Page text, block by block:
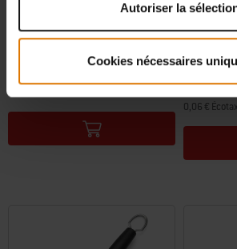
Autoriser la
Cookies nécessaires
Gourmet BBQ System
TVA incluse
Color Options
System
0,06 €
Color